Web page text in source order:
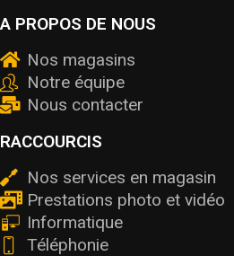
A PROPOS DE NOUS
Nos magasins
Notre équipe
Nous contacter
RACCOURCIS
Nos services en magasin
Prestations photo et vidéo
Informatique
Téléphonie